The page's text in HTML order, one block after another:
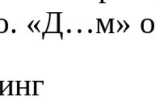
«Д…м»